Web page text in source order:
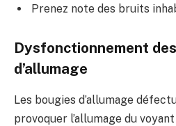
Prenez note des bruits
Dysfonctionnement
d’allumage
Les bougies d’allumage
provoquer l’allumage du